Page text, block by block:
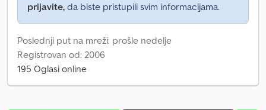
prijavite, da biste pristupili svim informacijama.
Poslednji put na mreži: prošle nedelje
Registrovan od: 2006
195 Oglasi online